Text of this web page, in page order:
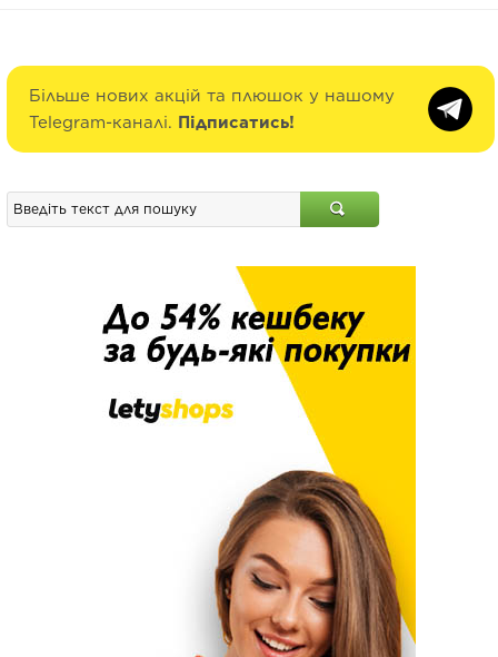
Більше нових акцій та плюшок у нашому
Telegram-каналі. Підписатись!